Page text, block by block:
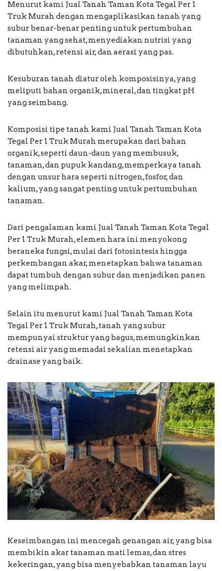
Menurut kami Jual Tanah Taman Kota Tegal Per 1
Truk Murah dengan mengaplikasikan tanah yang
subur benar-benar penting untuk pertumbuhan
tanaman yang sehat, menyediakan nutrisi yang
dibutuhkan, retensi air, dan aerasi yang pas.
Kesuburan tanah diatur oleh komposisinya, yang
meliputi bahan organik, mineral, dan tingkat pH
yang seimbang.
Komposisi tipe tanah kami Jual Tanah Taman Kota
Tegal Per 1 Truk Murah merupakan dari bahan
organik, seperti daun-daun yang membusuk,
tanaman, dan pupuk kandang, memperkaya tanah
dengan unsur hara seperti nitrogen, fosfor, dan
kalium, yang sangat penting untuk pertumbuhan
tanaman.
Dari pengalaman kami Jual Tanah Taman Kota Tegal
Per 1 Truk Murah, elemen hara ini menyokong
beraneka fungsi, mulai dari fotosintesis hingga
perkembangan akar, menetapkan bahwa tanaman
dapat tumbuh dengan subur dan menjadikan panen
yang melimpah.
Selain itu menurut kami Jual Tanah Taman Kota
Tegal Per 1 Truk Murah, tanah yang subur
mempunyai struktur yang bagus, memungkinkan
retensi air yang memadai sekalian menetapkan
drainase yang baik.
Keseimbangan ini mencegah genangan air, yang bisa
membikin akar tanaman mati lemas, dan stres
kekeringan, yang bisa menyebabkan tanaman layu